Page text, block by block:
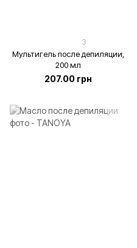
3
Мультигель после депиляции,
200 мл
207.00 грн